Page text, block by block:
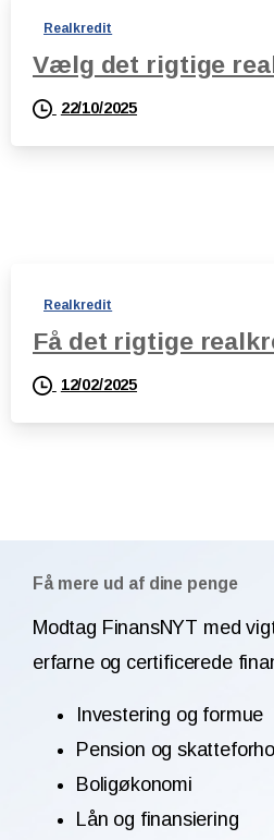
Realkredit
Vælg det rigtige
22/10/2025
Realkredit
Få det rigtige
12/02/2025
Få mere ud af dine penge
Modtag FinansNYT med
erfarne og certificerede
Investering og formue
Pension og
Boligøkonomi
Lån og finansiering